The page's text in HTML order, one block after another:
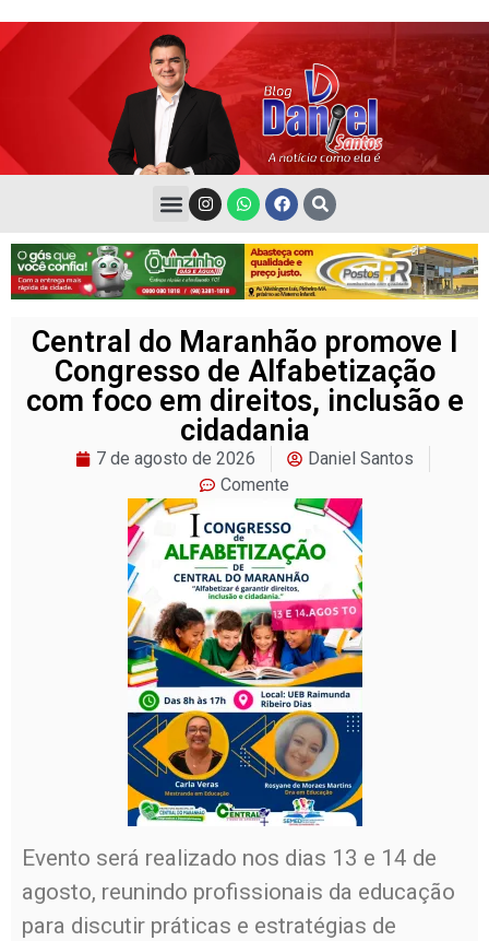
Central do Maranhão promove I
Congresso de Alfabetização
com foco em direitos, inclusão e
cidadania
7 de agosto de 2026
Daniel Santos
Comente
Evento será realizado nos dias 13 e 14 de
agosto, reunindo profissionais da educação
para discutir práticas e estratégias de